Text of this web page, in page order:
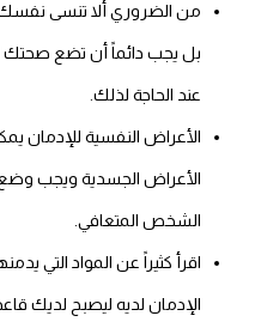
من الضروري ألا تنسى نفسك
بل يجب دائماً أن تضع صحتك
عند الحاجة لذلك.
الأعراض النفسية للإدمان
الأعراض الجسدية ويجب وضع
الشخص المتعافي.
اقرأ كثيراً عن المواد التي
الإدمان لديه ليصبح لديك